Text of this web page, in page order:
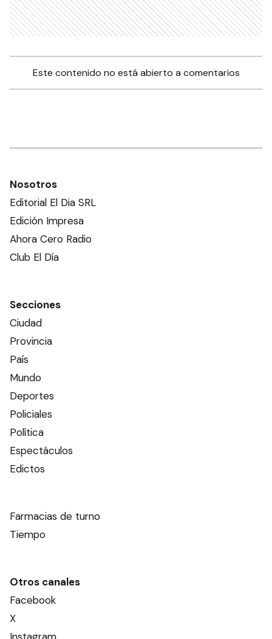
Este contenido no está abierto a comentarios
Nosotros
Editorial El Dia SRL
Edición Impresa
Ahora Cero Radio
Club El Día
Secciones
Ciudad
Provincia
País
Mundo
Deportes
Policiales
Política
Espectáculos
Edictos
Farmacias de turno
Tiempo
Otros canales
Facebook
X